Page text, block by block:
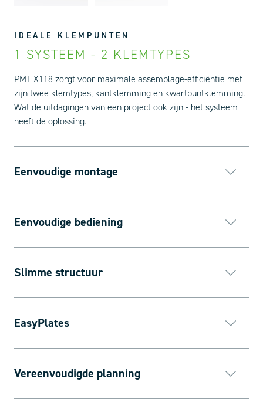
IDEALE KLEMPUNTEN
1 SYSTEEM - 2 KLEMTYPES
PMT X118 zorgt voor maximale assemblage-efficiëntie met
zijn twee klemtypes, kantklemming en kwartpuntklemming.
Wat de uitdagingen van een project ook zijn - het systeem
heeft de oplossing.
Eenvoudige montage
Eenvoudige bediening
Slimme structuur
EasyPlates
Vereenvoudigde planning